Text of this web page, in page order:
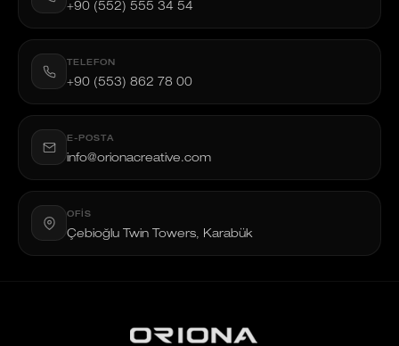
+90 (552) 555 34 54
TELEFON
+90 (553) 862 78 00
E-POSTA
info@orionacreative.com
OFIS
Çebioğlu Twin Towers, Karabük